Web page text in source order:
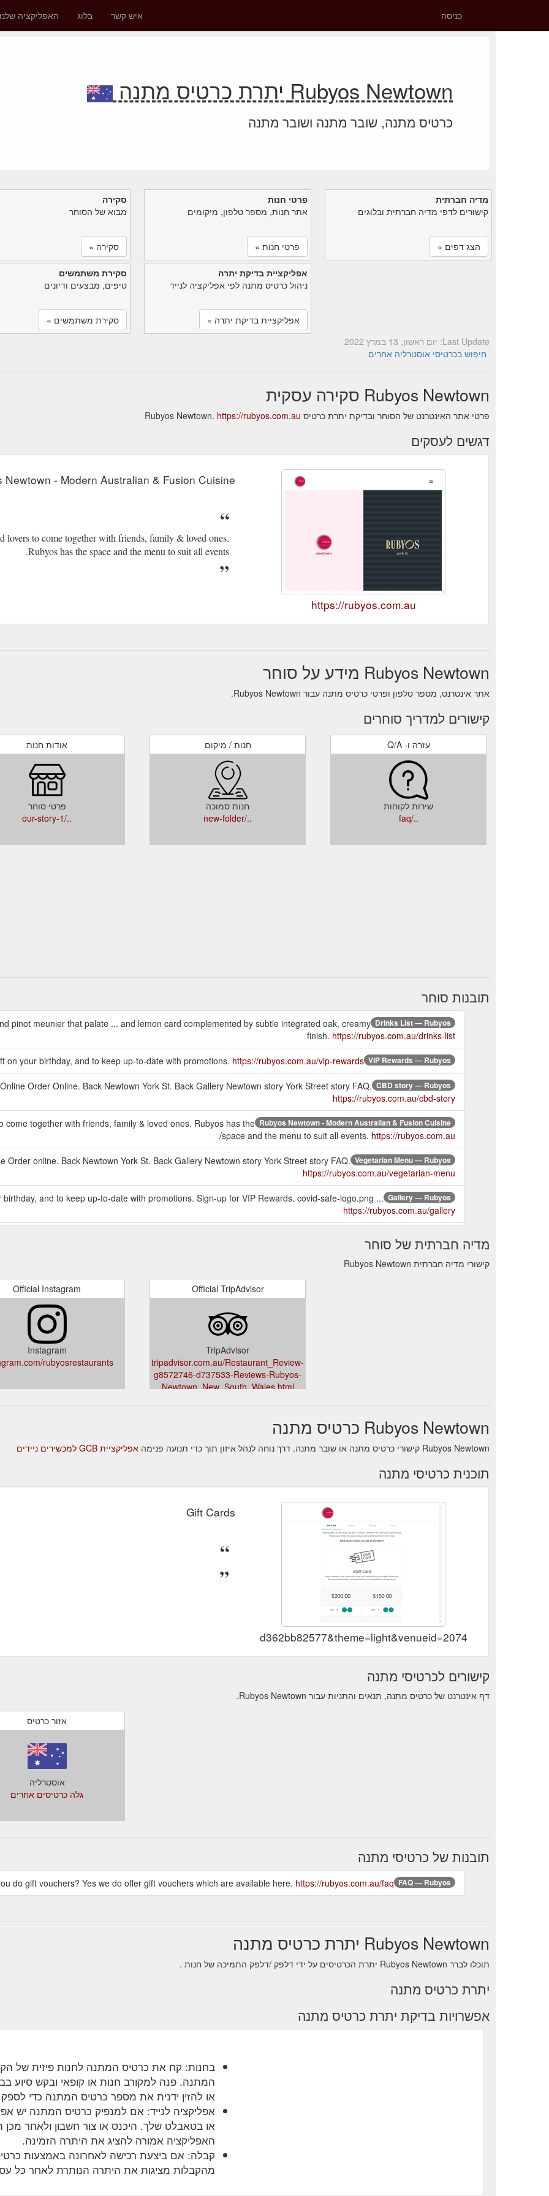
האפליקציה שלנו בלוג איש קשר כניסה
Rubyos Newtown יתרת כרטיס מתנה
כרטיס מתנה, שובר מתנה ושובר מתנה
סקירה
מבוא של הסוחר
סקירה »
פרטי חנות
אתר חנות, מספר טלפון, מיקומים
פרטי חנות »
מדיה חברתית
קישורים לדפי מדיה חברתית ובלוגים
הצג דפים »
סקירת משתמשים
טיפים, מבצעים ודיונים
סקירת משתמשים »
אפליקציית בדיקת יתרה
ניהול כרטיס מתנה לפי אפליקציה לנייד
אפליקציית בדיקת יתרה »
Last Update: יום ראשון, 13 במרץ 2022
חיפוש בכרטיסי אוסטרליה אחרים
Rubyos Newtown סקירה עסקית
פרטי אתר האינטרנט של הסוחר ובדיקת יתרת כרטיס Rubyos Newtown. https://rubyos.com.au
דגשים לעסקים
Newtown - Modern Australian & Fusion Cuisine
lovers to come together with friends, family & loved ones.
Rubyos has the space and the menu to suit all events.
https://rubyos.com.au
Rubyos Newtown מידע על סוחר
אתר אינטרנט, מספר טלפון ופרטי כרטיס מתנה עבור Rubyos Newtown.
קישורים למדריך סוחרים
אודות חנות
פרטי סוחר
../our-story-1
חנות / מיקום
חנות סמוכה
../new-folder
עזרה ו- Q/A
שירות לקוחות
../faq
תובנות סוחר
Drinks List — Rubyos
pinot meunier that palate ... and lemon card complemented by subtle integrated oak, creamy
finish. https://rubyos.com.au/drinks-list
VIP Rewards — Rubyos
on your birthday, and to keep up-to-date with promotions. https://rubyos.com.au/vip-rewards
CBD story — Rubyos
Order Online. Back Newtown York St. Back Gallery Newtown story York Street story FAQ.
https://rubyos.com.au/cbd-story
Rubyos Newtown - Modern Australian & Fusion Cuisine
come together with friends, family & loved ones. Rubyos has the
space and the menu to suit all events. https://rubyos.com.au/
Vegetarian Menu — Rubyos
Order online. Back Newtown York St. Back Gallery Newtown story York Street story FAQ.
https://rubyos.com.au/vegetarian-menu
Gallery — Rubyos
and to keep up-to-date with promotions. Sign-up for VIP Rewards. covid-safe-logo.png ...
https://rubyos.com.au/gallery
https://rubyos.com.au/dessert-menu-1
Around the World in Eight Dishes — Rubyos
Night Date Night - Newtown.https://rubyos.com.au/whats-on/around-the-world-in-eight-dishes
Order online. Back Newtown York St. Back Gallery Newtown story York Street story FAQ.
Order online. Back Newtown York St. Back Gallery Newtown story York Street story FAQ.
online. Back Newtown York St. Back Gallery Newtown story York Street story FAQ.
מדיה חברתית של סוחר
קישורי מדיה חברתית Rubyos Newtown
Official Instagram
Instagram
rubyosrestaurants/
Official TripAdvisor
TripAdvisor
tripadvisor.com.au/Restaurant_Review-
g8572746-d737533-Reviews-Rubyos-
Newtown_New_South_Wales.html
Rubyos Newtown כרטיס מתנה
Rubyos Newtown קישורי כרטיס מתנה או שובר מתנה. דרך נוחה לנהל איזון תוך כדי תנועה פנימה אפליקציית GCB למכשירים ניידים
תוכנית כרטיסי מתנה
Gift Cards
7af0-47ac-be3f-fd362bb82577&theme=light&venueid=2074
קישורים לכרטיסי מתנה
דף אינטרנט של כרטיס מתנה, תנאים והתניות עבור Rubyos Newtown.
אזור כרטיס
אוסטרליה
גלה כרטיסים אחרים
תובנות של כרטיסי מתנה
FAQ — Rubyos
do gift vouchers? Yes we do offer gift vouchers which are available here. https://rubyos.com.au/faq
Rubyos Newtown יתרת כרטיס מתנה
תוכלו לברר Rubyos Newtown יתרת הכרטיסים על ידי דלפק /דלפק התמיכה של חנות .
יתרת כרטיס מתנה
אפשרויות בדיקת יתרת כרטיס מתנה
בחנות: קח את כרטיס המתנה לחנות פיזית של
המתנה. פנה למקורב חנות או קופאי ובקש סיוע
או להזין ידנית את מספר כרטיס המתנה כדי
אפליקציה לנייד: אם למנפיק כרטיס המתנה יש
או בטאבלט שלך. היכנס או צור חשבון ולאחר
האפליקציה אמורה להציג את היתרה הזמינה.
קבלה: אם ביצעת רכישה לאחרונה באמצעות
מהקבלות מציגות את היתרה הנותרת לאחר כל